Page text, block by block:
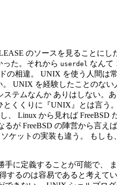
のソースを見ることにし
った。それから userdel なんて
の相違。 UNIX を使う人間は
UNIX を経験したことのない
テムなんか ありはしない。
くくりに『UNIX』とは言う
、 Linux から見れば FreeBSD
が FreeBSD の陣営から言え
ケットの実装も違う。 もしも
に定義することが可能で、
するのは容易であると考えて